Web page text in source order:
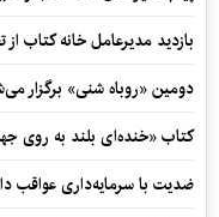
بازدید مدیرعامل خانه کتاب از
دومین «روباه شنی» برگزار
کتاب «خنده‌ای بلند به روی
ضدیت با سرمایه‌داری عواقب